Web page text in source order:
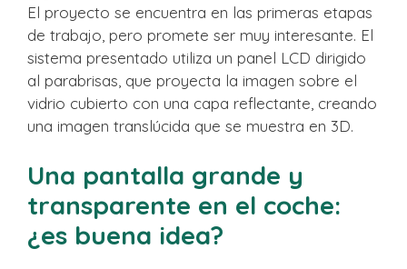
El proyecto se encuentra en las primeras etapas
de trabajo, pero promete ser muy interesante. El
sistema presentado utiliza un panel LCD dirigido
al parabrisas, que proyecta la imagen sobre el
vidrio cubierto con una capa reflectante, creando
una imagen translúcida que se muestra en 3D.
Una pantalla grande y
transparente en el coche:
¿es buena idea?